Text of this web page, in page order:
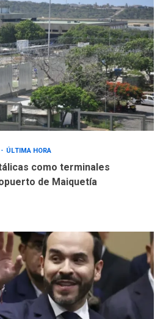
ÚLTIMA HORA
Gobierno y AN2015 en
nueva mesa de diálogo
INTERNACIONALES ÚLTIMA HORA
Hiroshima 81 años de la
debacle atómica. Japón
debate principios no
nucleares
ÚLTIMA HORA
como terminales
de Maiquetía